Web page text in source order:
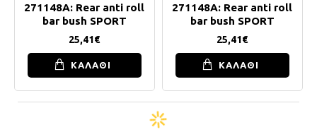
271148A: Rear anti roll
bar bush SPORT
25,41€
ΚΑΛΑΘΙ
271148A: Rear anti roll
bar bush SPORT
25,41€
ΚΑΛΑΘΙ